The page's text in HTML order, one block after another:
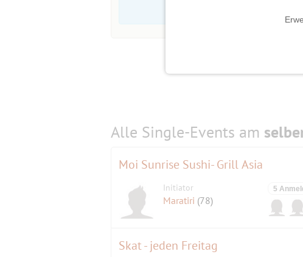
Alle Single-Events am
Moi Sunrise Sushi- Grill Asia
Initiator
Maratiri (78)
5
Skat - jeden Freitag